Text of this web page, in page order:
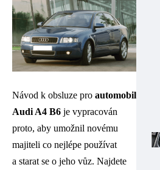
Návod k obsluze pro automobil
Audi A4 B6 je vypracován
proto, aby umožnil novému
majiteli co nejlépe používat
a starat se o jeho vůz. Najdete